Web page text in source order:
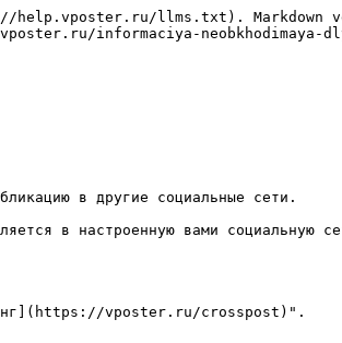
llms.txt). Markdown
informaciya-
в другие социальные сети.
в настроенную вами
vposter.ru/crosspost)".